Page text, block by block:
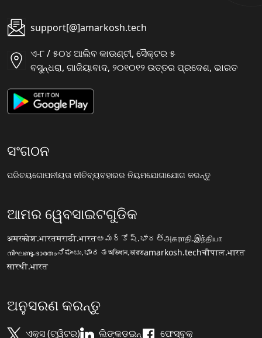
support[@]amarkosh.tech
ଏ-୮ / ୫୦୪ ଆଲିବ କାଉଣ୍ଟୀ, ସୈକ୍ଟର ୫
ବସୁନ୍ଧରା, ଗାଜିୟାବାଦ, ୨୦୧୦୧୨ ଉତ୍ତର ପ୍ରଦେଶ, ଭାରତ
ସଂଗଠନ
ପରିଚୟଗୋପନୀୟତା ନୀତିବ୍ୟବହାରର ନିୟମଯୋଗାଯୋଗ କରନ୍ତୁ
ଆମର ୱେବସାଇଟଗୁଡିକ
अमरकोश.भारतमराठी.भारतఅమర్కోష్.భారత్அகராதி.இந்தியா
നിഘണ്ടു.ഭാരതംನಿಘಂಟು.ಭಾರತঅভিধান.ভারতamarkosh.techचौपाल.भारत
सारथी.भारत
ଅନୁସରଣ କରନ୍ତୁ
ଏକ୍ସ (ଟ୍ୱିଟର) ଲିଙ୍କଡ଼ଇନ୍ ଫେସ୍ବୁକ୍